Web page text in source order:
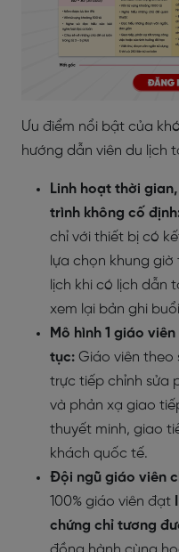
Ưu điểm nổi bật của
hướng dẫn viên du lịch
Linh hoạt thời
trình không cố
chỉ với thiết bị có
lựa chọn khung giờ
lịch khi có lịch dẫn
xem lại bản ghi
Mô hình 1 giáo
tục: Giáo viên theo
trực tiếp chỉnh sửa
và phản xạ giao
thuyết minh, giao
khách quốc tế.
Đội ngũ giáo viên
100% giáo viên đạt
chứng chỉ tương